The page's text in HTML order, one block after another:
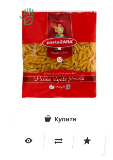
Купити